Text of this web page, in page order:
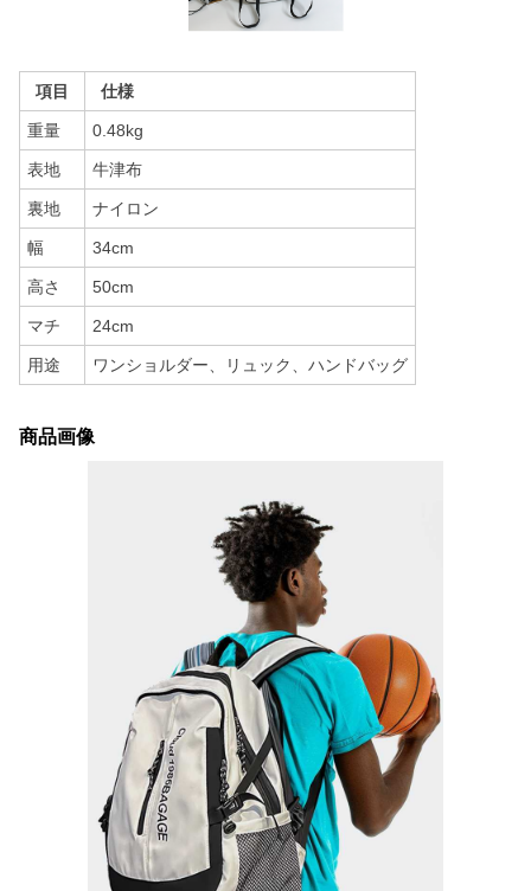
項目 仕様
重量 0.48kg
表地 牛津布
裏地 ナイロン
幅 34cm
高さ 50cm
マチ 24cm
用途 ワンショルダー、リュック、ハンドバッグ
商品画像